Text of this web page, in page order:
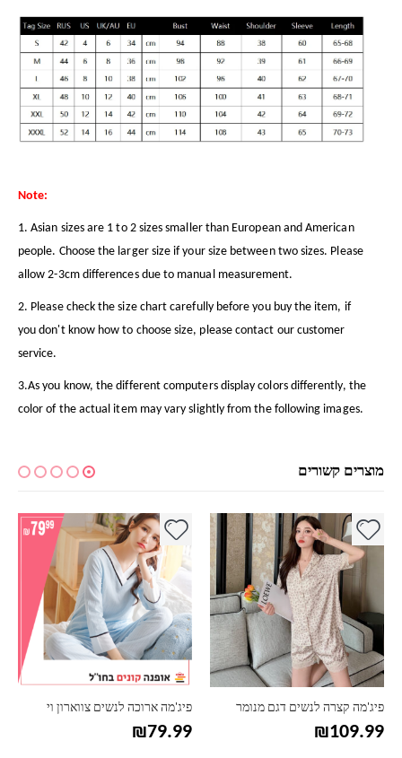
Note:
1. Asian sizes are 1 to 2 sizes smaller than European and American
people. Choose the larger size if your size between two sizes. Please
allow 2-3cm differences due to manual measurement.
2. Please check the size chart carefully before you buy the item, if
you don't know how to choose size, please contact our customer
service.
3.As you know, the different computers display colors differently, the
color of the actual item may vary slightly from the following images.
מוצרים קשורים
פיג'מה קצרה לנשים דגם מנומר
₪109.99
למוצר זה יש מספר סוגים. ניתן לבחור את האפשרויות בעמוד המוצר
פיג'מה ארוכה לנשים צווארון וי
₪79.99
למוצר זה יש מספר סוגים. ניתן לבחור את האפשרויות בעמוד המוצר